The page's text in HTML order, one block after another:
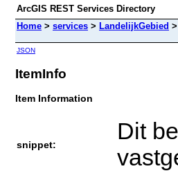
ArcGIS REST Services Directory
Home > services > LandelijkGebied >
JSON
ItemInfo
Item Information
snippet:
Dit